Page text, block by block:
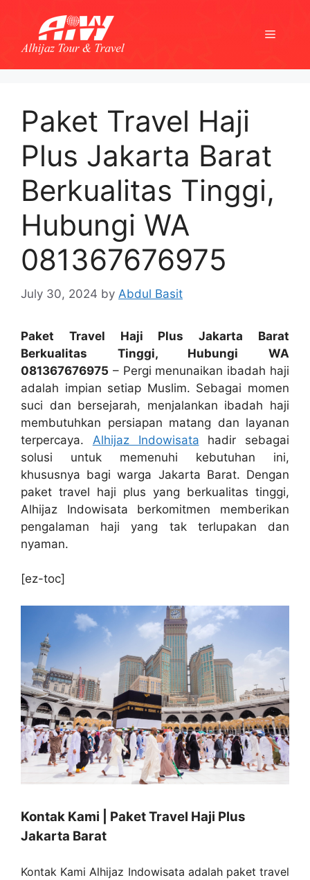
content
Menu
Paket Travel Haji
Plus Jakarta Barat
Berkualitas Tinggi,
Hubungi WA
081367676975
July 30, 2024 by Abdul Basit
Paket Travel Haji Plus Jakarta Barat
Berkualitas Tinggi, Hubungi WA
081367676975 – Pergi menunaikan ibadah haji
adalah impian setiap Muslim. Sebagai momen
suci dan bersejarah, menjalankan ibadah haji
membutuhkan persiapan matang dan layanan
terpercaya. Alhijaz Indowisata hadir sebagai
solusi untuk memenuhi kebutuhan ini,
khususnya bagi warga Jakarta Barat. Dengan
paket travel haji plus yang berkualitas tinggi,
Alhijaz Indowisata berkomitmen memberikan
pengalaman haji yang tak terlupakan dan
nyaman.
[ez-toc]
Kontak Kami | Paket Travel Haji Plus
Jakarta Barat
Kontak Kami Alhijaz Indowisata adalah paket travel